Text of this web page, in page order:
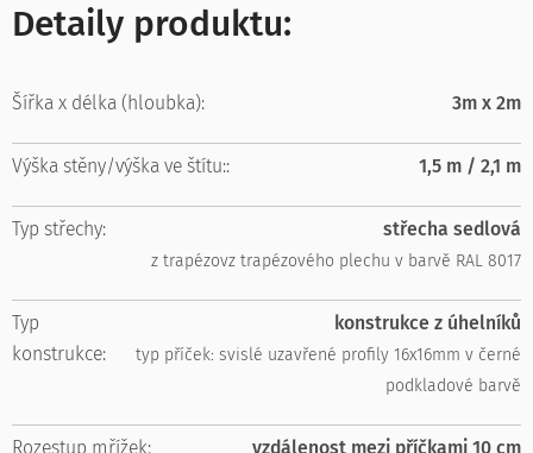
Detaily produktu:
Šířka x délka (hloubka): 3m x 2m
Výška stěny/výška ve štítu:: 1,5 m / 2,1 m
Typ střechy: střecha sedlová
z trapézovz trapézového plechu v barvě RAL 8017
Typ
konstrukce:
konstrukce z úhelníků
typ příček: svislé uzavřené profily 16x16mm v černé
podkladové barvě
Rozestup mřížek: vzdálenost mezi příčkami 10 cm